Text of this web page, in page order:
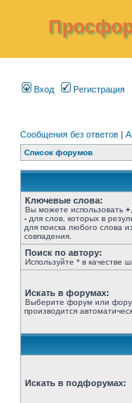
Вход Регистрация
Сообщения без ответов |
Список форумов
Ключевые слова:
Вы можете использовать +
- для слов, которых в
для поиска любого слова
совпадения.
Поиск по автору:
Используйте * в качестве
Искать в форумах:
Выберите форум или
производится
Искать в подфорумах: